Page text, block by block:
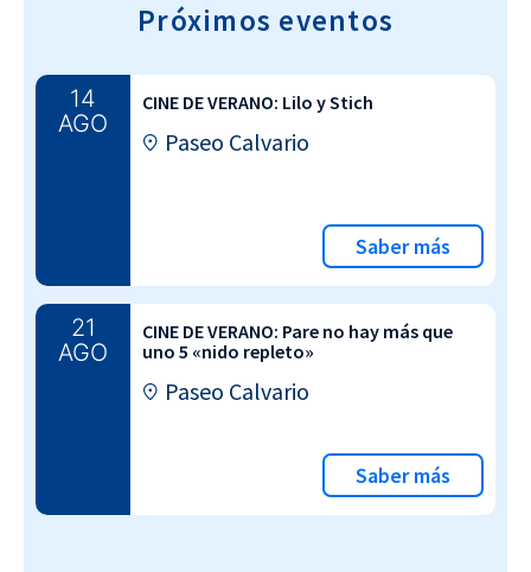
Próximos eventos
14
AGO
CINE DE VERANO: Lilo y Stich
Paseo Calvario
Saber más
21
AGO
CINE DE VERANO: Pare no hay más que
uno 5 «nido repleto»
Paseo Calvario
Saber más